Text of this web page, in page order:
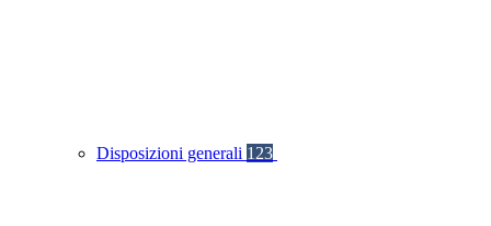
Disposizioni generali 123